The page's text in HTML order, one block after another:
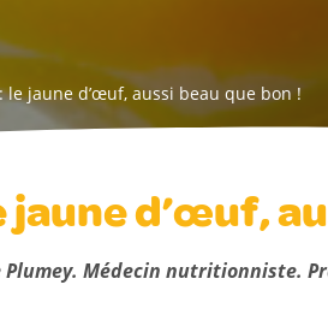
jaune d’œuf, aussi beau que bon !
d’œuf,
Plumey. Médecin nutritionniste.